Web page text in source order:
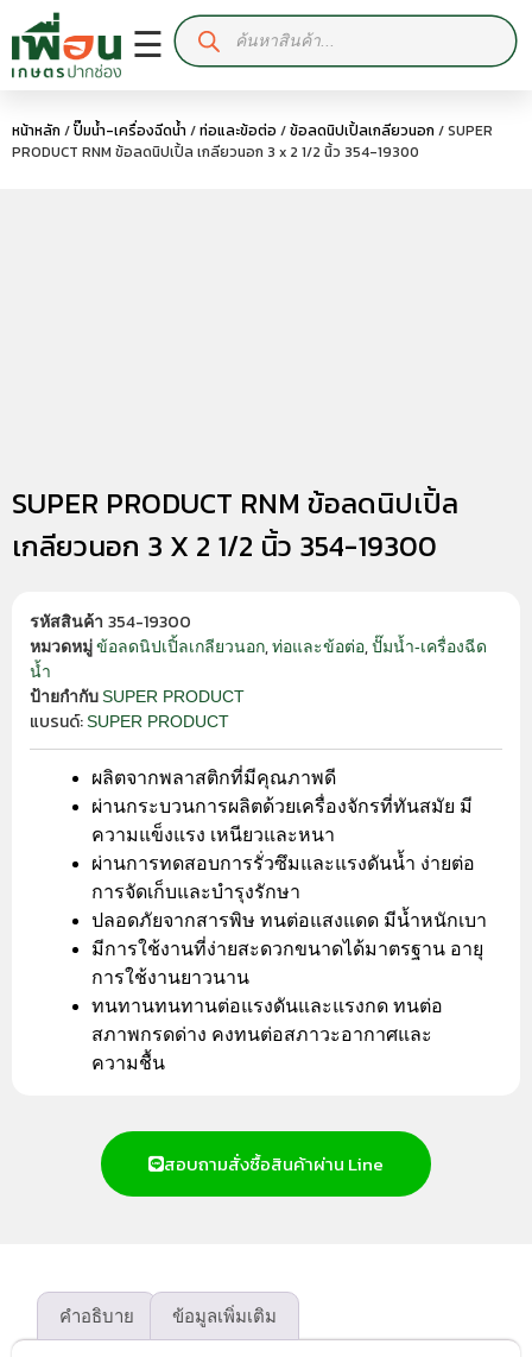
☰
หน้าหลัก /ปั๊มน้ำ-เครื่องฉีดน้ำ /ท่อและข้อต่อ /ข้อลดนิปเปิ้ลเกลียวนอก / SUPER
PRODUCT RNM ข้อลดนิปเปิ้ล เกลียวนอก 3 x 2 1/2 นิ้ว 354-19300
SUPER PRODUCT RNM ข้อลดนิปเปิ้ล
เกลียวนอก 3 X 2 1/2 นิ้ว 354-19300
รหัสสินค้า 354-19300
หมวดหมู่ ข้อลดนิปเปิ้ลเกลียวนอก,ท่อและข้อต่อ,ปั๊มน้ำ-เครื่องฉีด
น้ำ
ป้ายกำกับ SUPER PRODUCT
แบรนด์:SUPER PRODUCT
ผลิตจากพลาสติกที่มีคุณภาพดี
ผ่านกระบวนการผลิตด้วยเครื่องจักรที่ทันสมัย มี
ความแข็งแรง เหนียวและหนา
ผ่านการทดสอบการรั่วซึมและแรงดันน้ำ ง่ายต่อ
การจัดเก็บและบำรุงรักษา
ปลอดภัยจากสารพิษ ทนต่อแสงแดด มีน้ำหนักเบา
มีการใช้งานที่ง่ายสะดวกขนาดได้มาตรฐาน อายุ
การใช้งานยาวนาน
ทนทานทนทานต่อแรงดันและแรงกด ทนต่อ
สภาพกรดด่าง คงทนต่อสภาวะอากาศและ
ความชื้น
สอบถามสั่งซื้อสินค้าผ่าน Line
คำอธิบาย ข้อมูลเพิ่มเติม